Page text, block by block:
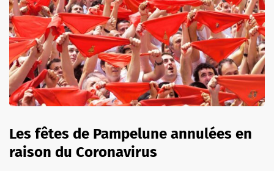
Les fêtes de Pampelune annulées en
raison du Coronavirus